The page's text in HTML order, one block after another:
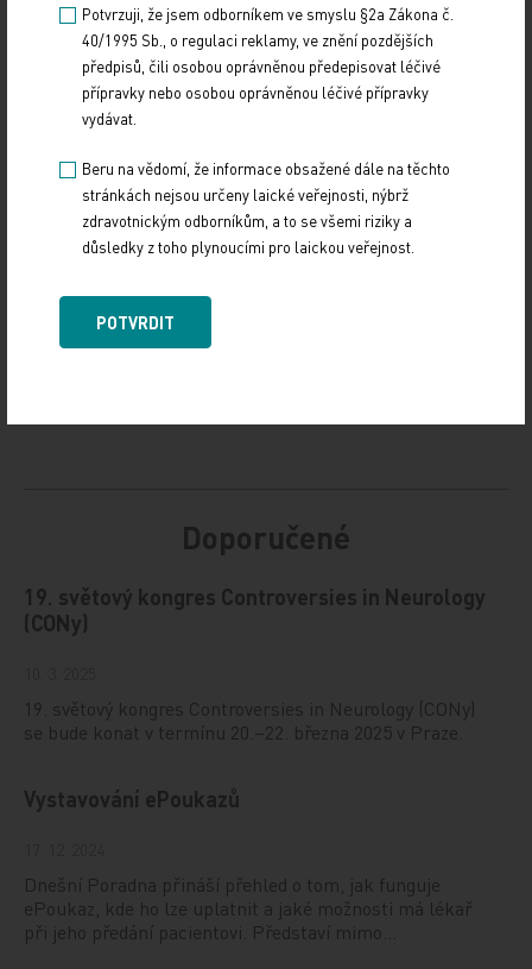
ParlamentníListy.cz
Zdroj: ParlamentníListy.cz
Sdílejte článek
Doporučené
19. světový kongres Controversies in Neurology
(CONy)
19. světový kongres Controversies in Neurology (CONy)
se bude konat v termínu 20.–22. března 2025 v Praze.
Vystavování ePoukazů
Dnešní Poradna přináší přehled o tom, jak funguje
ePoukaz, kde ho lze uplatnit a jaké možnosti má lékař
při jeho předání pacientovi. Představí mimo…
Potvrzuji, že jsem odborníkem ve smyslu §2a Zákona č.
40/1995 Sb., o regulaci reklamy, ve znění pozdějších
předpisů, čili osobou oprávněnou předepisovat léčivé
přípravky nebo osobou oprávněnou léčivé přípravky
vydávat.
Beru na vědomí, že informace obsažené dále na těchto
stránkách nejsou určeny laické veřejnosti, nýbrž
zdravotnickým odborníkům, a to se všemi riziky a
důsledky z toho plynoucími pro laickou veřejnost.
POTVRDIT